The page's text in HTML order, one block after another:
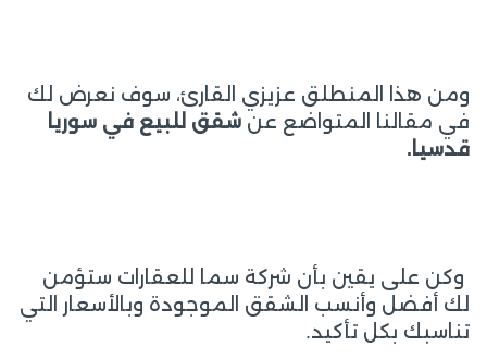
ومن هذا المنطلق عزيزي القارئ، سوف نعرض لك
في مقالنا المتواضع عن شقق للبيع في سوريا
قدسيا.
وكن على يقين بأن شركة سما للعقارات ستؤمن
لك أفضل وأنسب الشقق الموجودة وبالأسعار التي
تناسبك بكل تأكيد.